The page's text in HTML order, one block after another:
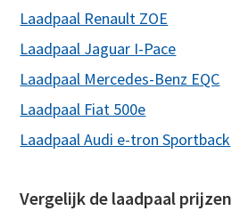
Laadpaal Renault ZOE
Laadpaal Jaguar I-Pace
Laadpaal Mercedes-Benz EQC
Laadpaal Fiat 500e
Laadpaal Audi e-tron Sportback
Vergelijk de laadpaal prijzen